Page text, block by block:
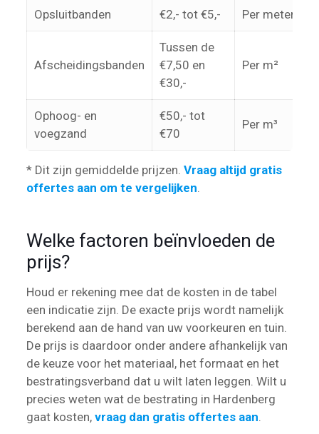
Opsluitbanden €2,- tot €5,- Per meter
Afscheidingsbanden
Tussen de
€7,50 en
€30,-
Per m²
Ophoog- en
voegzand
€50,- tot
€70
Per m³
* Dit zijn gemiddelde prijzen. Vraag altijd gratis
offertes aan om te vergelijken.
Welke factoren beïnvloeden de
prijs?
Houd er rekening mee dat de kosten in de tabel
een indicatie zijn. De exacte prijs wordt namelijk
berekend aan de hand van uw voorkeuren en tuin.
De prijs is daardoor onder andere afhankelijk van
de keuze voor het materiaal, het formaat en het
bestratingsverband dat u wilt laten leggen. Wilt u
precies weten wat de bestrating in Hardenberg
gaat kosten, vraag dan gratis offertes aan.